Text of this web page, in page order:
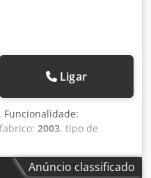
Ligar
, Funcionalidade:
2003, tipo de
de controladores:
digital readout, número
Anúncio classificado